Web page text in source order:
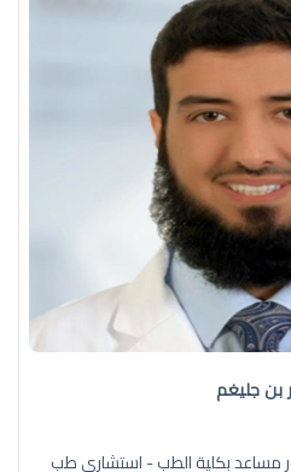
بن جليغم
مساعد بكلية الطب - استشاري طب